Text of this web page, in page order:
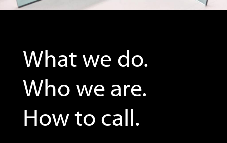
What we do.
Who we are.
How to call.